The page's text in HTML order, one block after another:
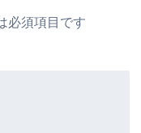
必須項目です